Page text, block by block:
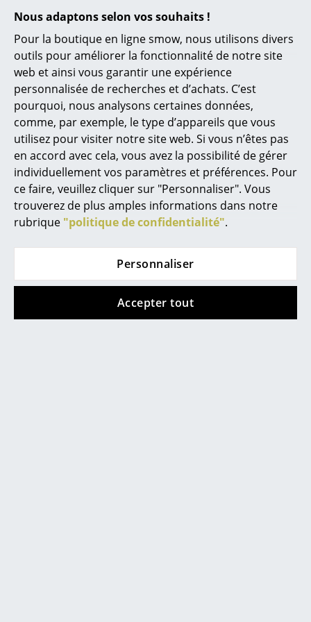
Nous adaptons selon vos souhaits !
Pour la boutique en ligne smow, nous utilisons divers
outils pour améliorer la fonctionnalité de notre site
web et ainsi vous garantir une expérience
personnalisée de recherches et d’achats. C’est
pourquoi, nous analysons certaines données,
comme, par exemple, le type d’appareils que vous
utilisez pour visiter notre site web. Si vous n’êtes pas
en accord avec cela, vous avez la possibilité de gérer
individuellement vos paramètres et préférences. Pour
ce faire, veuillez cliquer sur "Personnaliser". Vous
trouverez de plus amples informations dans notre
rubrique "politique de confidentialité".
Personnaliser
Accepter tout
Lampes sans fil
... voir tous les luminaires
Lits
Lits doubles
Lits simples
Lits empilables
Lits enfants
Tables de chevet et Accessoires de lit
Disponible sous 1-2
semaines
(Délai de livraison donné
par le fabricant)